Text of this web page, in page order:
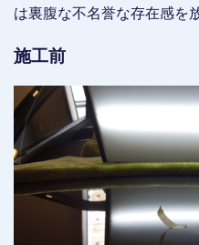
は裏腹な不名誉な存在感を
施工前